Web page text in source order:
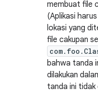
membuat file
(Aplikasi
lokasi yang
file cakupan
bahwa tanda
dilakukan
tanda ini